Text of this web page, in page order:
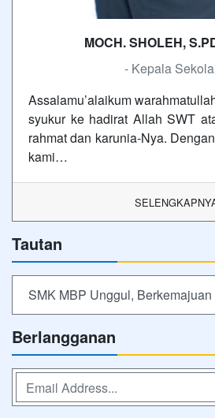
MOCH. SHOLEH,
- Kepala
Assalamu’alaikum
syukur ke hadirat Allah SWT
rahmat dan karunia-Nya.
kami…
Tautan
SMK MBP Unggul,
Berlangganan